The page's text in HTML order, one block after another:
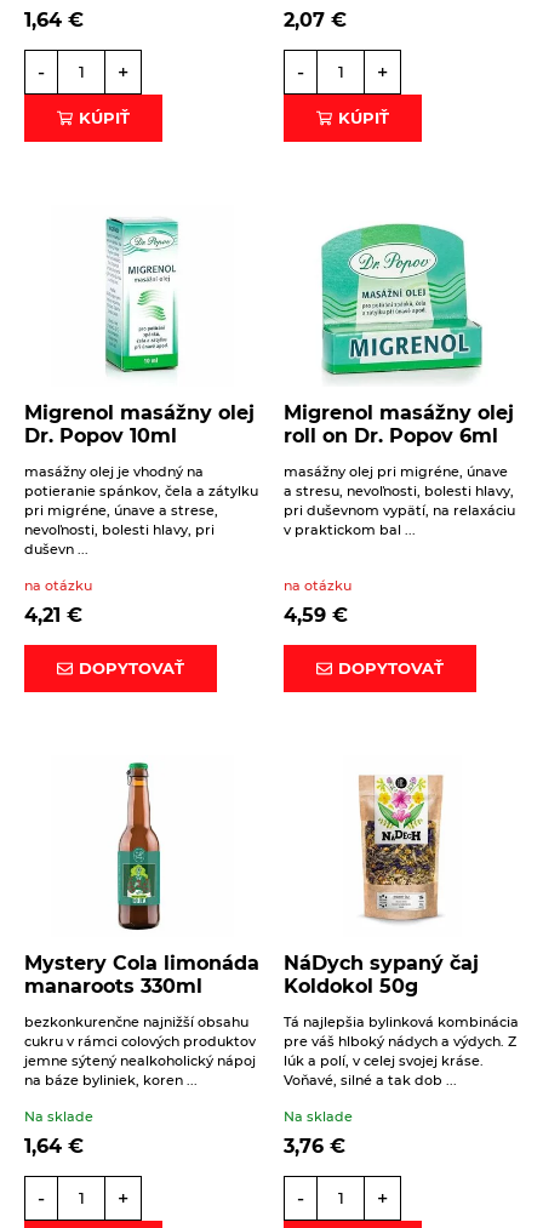
Slané krekry s dužinou z červenej repy.
Bez vajec. Vegan Trvanlivé pečivo bio.
Ku kávičke alebo čaju ako stvorené, budete
si ich vychutnávať až pokým ich nedojete!
Sušienky z celozrnnej špaldovej múky s
maslom ...
BIOMILA DARČEK
BEZLEPKOVÝ
Na sklade
Ak chcete potešiť niekoho, na kom vám
bezlepkový BIO darček.
22,02€
Aníz bio Sonnentor 50 g
Intenzívna sladká chuť anízu, podobná
sladkému drievku, je unikátna, ale tiež nie je
1,64 €
- +
KÚPIŤ
2,07 €
- +
KÚPIŤ
Migrenol masážny olej
Dr. Popov 10ml
masážny olej je vhodný na
potieranie spánkov, čela a zátylku
pri migréne, únave a strese,
nevoľnosti, bolesti hlavy, pri
duševn ...
na otázku
4,21 €
DOPYTOVAŤ
Migrenol masážny olej
roll on Dr. Popov 6ml
masážny olej pri migréne, únave
a stresu, nevoľnosti, bolesti hlavy,
pri duševnom vypätí, na relaxáciu
v praktickom bal ...
na otázku
4,59 €
DOPYTOVAŤ
Mystery Cola limonáda
manaroots 330ml
bezkonkurenčne najnižší obsahu
cukru v rámci colových produktov
jemne sýtený nealkoholický nápoj
na báze byliniek, koren ...
Na sklade
1,64 €
- +
NáDych sypaný čaj
Koldokol 50g
Tá najlepšia bylinková kombinácia
pre váš hlboký nádych a výdych. Z
lúk a polí, v celej svojej kráse.
Voňavé, silné a tak dob ...
Na sklade
3,76 €
- +